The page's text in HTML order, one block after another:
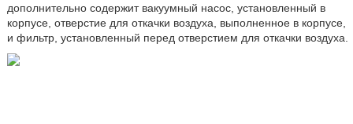
дополнительно содержит вакуумный насос, установленный в
корпусе, отверстие для откачки воздуха, выполненное в корпусе,
и фильтр, установленный перед отверстием для откачки воздуха.